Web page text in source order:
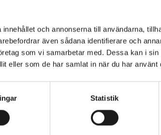
och annonserna till användarna,
även sådana identifierare och
som vi samarbetar med. Dessa kan i
eller som de har samlat in när du har använt
Statistik
Road Shoe Covers är konstruerade för
i blöta förhållanden. De är
och ger ett komplett vattentätt
snygg passform. Den slitstarka
exceptionell hållbarhet, med tuffa
användning under krävande säsonger.
baktill gör det enkelt att ta av
5% Elastane